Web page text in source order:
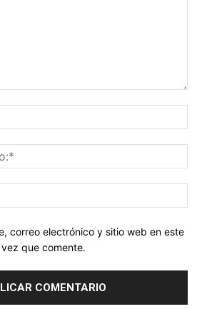
correo electrónico y sitio web en este
que comente.